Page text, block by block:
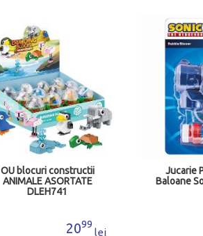
OU blocuri constructii
ANIMALE ASORTATE
DLEH741
2099
lei
Jucarie
Baloane